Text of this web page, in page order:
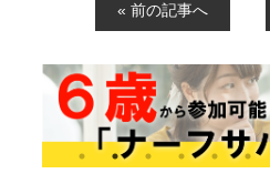
« 前の記事へ